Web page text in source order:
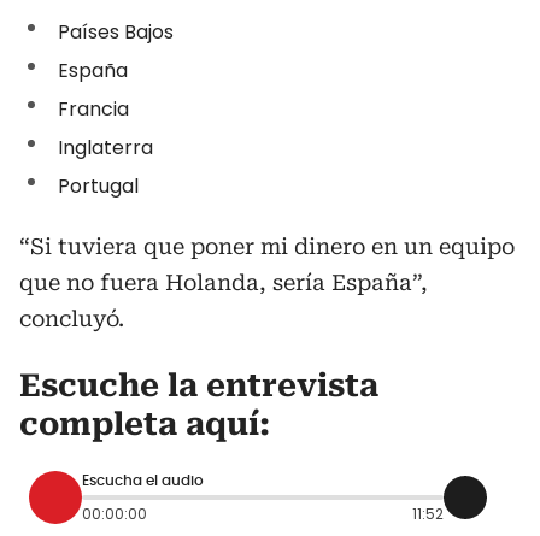
Países Bajos
España
Francia
Inglaterra
Portugal
“Si tuviera que poner mi dinero en un equipo
que no fuera Holanda, sería España”,
concluyó.
Escuche la entrevista
completa aquí:
Escucha el audio
00:00:00 11:52